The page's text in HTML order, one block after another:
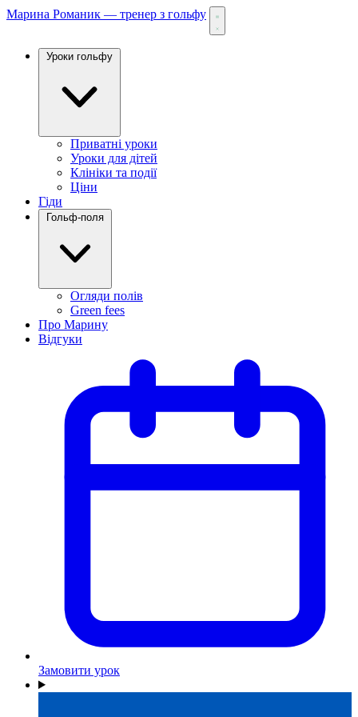
Марина Романик — тренер з гольфу
Приватні уроки
Уроки для дітей
Клініки та події
Ціни
Гіди
Огляди полів
Green fees
Про Марину
Відгуки
Замовити урок